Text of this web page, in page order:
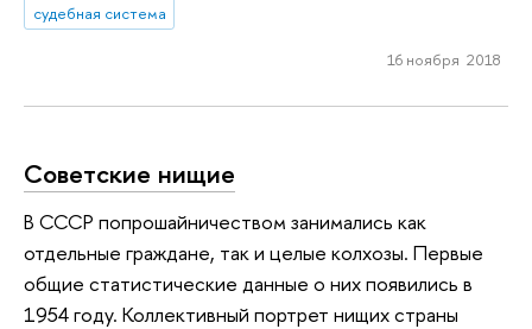
судебная система
16 ноября 2018
Советские нищие
В СССР попрошайничеством занимались как
отдельные граждане, так и целые колхозы. Первые
общие статистические данные о них появились в
1954 году. Коллективный портрет нищих страны